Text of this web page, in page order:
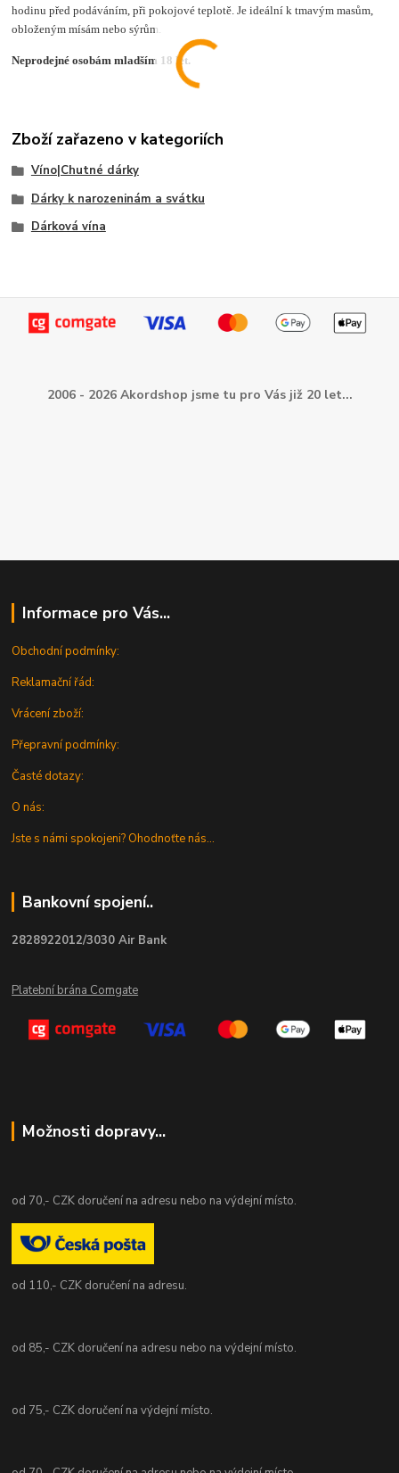
hodinu před podáváním, při pokojové teplotě. Je ideální k tmavým masům,
obloženým mísám nebo sýrům.
Neprodejné osobám mladším 18 let.
Zboží zařazeno v kategoriích
Víno|Chutné dárky
Dárky k narozeninám a svátku
Dárková vína
2006 - 2026 Akordshop jsme tu pro Vás již 20 let...
Informace pro Vás...
Obchodní podmínky:
Reklamační řád:
Vrácení zboží:
Přepravní podmínky:
Časté dotazy:
O nás:
Jste s námi spokojeni? Ohodnoťte nás...
Bankovní spojení..
2828922012/3030 Air Bank
Platební brána Comgate
Možnosti dopravy...
od 70,- CZK doručení na adresu nebo na výdejní místo.
od 110,- CZK doručení na adresu.
od 85,- CZK doručení na adresu nebo na výdejní místo.
od 75,- CZK doručení na výdejní místo.